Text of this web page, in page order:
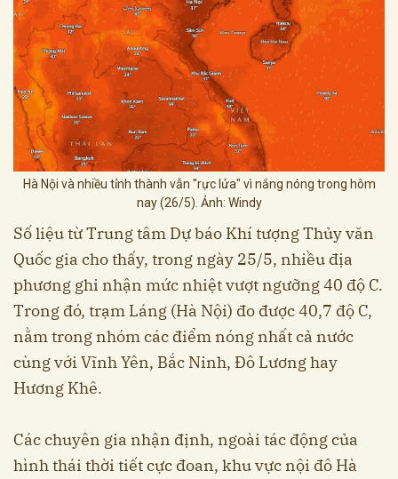
Hà Nội và nhiều tỉnh thành vẫn "rực lửa" vì nắng nóng trong hôm
nay (26/5). Ảnh: Windy
Số liệu từ Trung tâm Dự báo Khí tượng Thủy văn
Quốc gia cho thấy, trong ngày 25/5, nhiều địa
phương ghi nhận mức nhiệt vượt ngưỡng 40 độ C.
Trong đó, trạm Láng (Hà Nội) đo được 40,7 độ C,
nằm trong nhóm các điểm nóng nhất cả nước
cùng với Vĩnh Yên, Bắc Ninh, Đô Lương hay
Hương Khê.
Các chuyên gia nhận định, ngoài tác động của
hình thái thời tiết cực đoan, khu vực nội đô Hà